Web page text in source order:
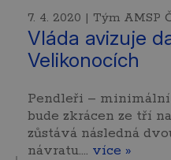
7. 4. 2020 | Tým AMSP
Vláda avizuje
Velikonocích
Pendleři –
bude zkrácen ze tří
zůstává následná
návratu.… více »